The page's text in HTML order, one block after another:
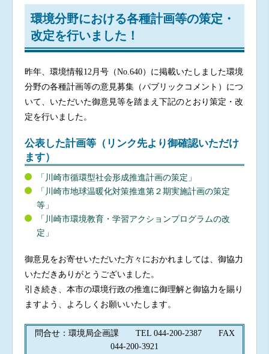
環境分野における各種計画等の策定・
改定を行いました！
昨年、環境情報12月号（No.640）に掲載いたしました環境
分野の各種計画等の意見募集（パブリックコメント）につ
いて、いただいた御意見等を踏まえ下記のとおり策定・改
定を行いました。
公表した計画等（リンク先より御確認いただけ
ます）
「川崎市循環型社会形成推進計画の策定」
「川崎市地球温暖化対策推進第２期実施計画の策定
等」
「川崎市環境教育・学習アクションプログラムの改
定」
御意見をお寄せいただいた方々におかれましては、御協力
いただきありがとうございました。
引き続き、本市の環境行政の推進に御理解と御協力を賜り
ますよう、よろしくお願いいたします。
問合せ：環境局企画課 TEL 044-200-2387 FAX
044-200-3921